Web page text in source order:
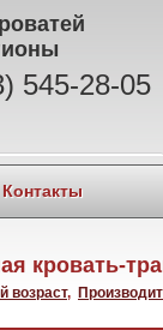
545-28-05
Контакты
кровать-
возраст,